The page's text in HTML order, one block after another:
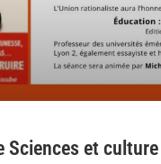
Sciences et